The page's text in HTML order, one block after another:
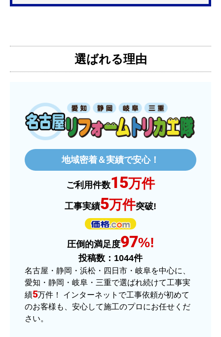
【その他感想・コメント】
ものおきものおきさん
2025年12月26日 18:45
欲しい商品をスムーズに注文できましたか？
はい
ショップからの連絡や対応は適切でしたか？
商品の梱包は必要十分なものでしたか？
またこのショップを利用したいですか？
はい
【注文商品】ヒーター・ストーブ 【注
文時期】2025年11月頃（モバイルから）
【このショップを選んだ理由は？】
選ばれる理由
地域密着＆実績で安心！
ご利用件数15万件
工事実績5万件突破!
圧倒的満足度97%!
投稿数： 1044件
名古屋・静岡・浜松・四日市・岐阜を中心に、
愛知・静岡・岐阜・三重で選ばれ続けて工事実
績5万件！ インターネットで工事依頼が初めて
のお客様も、安心して施工のプロにお任せくだ
さい。